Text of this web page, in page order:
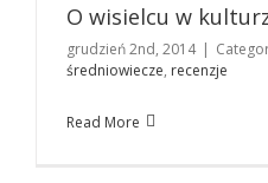
O wisielcu w
grudzień 2nd, 2014 |
średniowiecze, recenzje
Read More